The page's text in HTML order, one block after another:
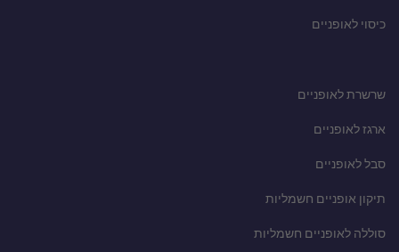
כיסוי לאופניים
שרשרת לאופניים
ארגז לאופניים
סבל לאופניים
תיקון אופניים חשמליות
סוללה לאופניים חשמליות